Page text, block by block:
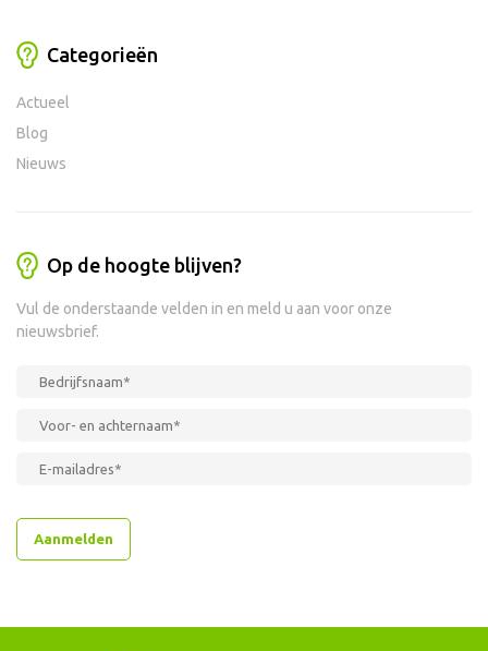
Categorieën
Actueel
Blog
Nieuws
Op de hoogte blijven?
Vul de onderstaande velden in en meld u aan voor onze
nieuwsbrief.